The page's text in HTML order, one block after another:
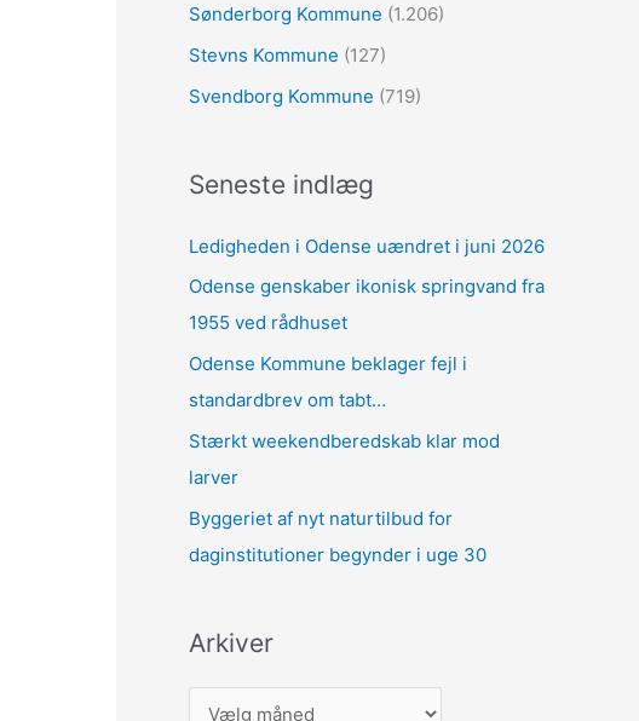
Sønderborg Kommune (1.206)
Stevns Kommune (127)
Svendborg Kommune (719)
Seneste indlæg
Ledigheden i Odense uændret i juni 2026
Odense genskaber ikonisk springvand fra
1955 ved rådhuset
Odense Kommune beklager fejl i
standardbrev om tabt…
Stærkt weekendberedskab klar mod
larver
Byggeriet af nyt naturtilbud for
daginstitutioner begynder i uge 30
Arkiver